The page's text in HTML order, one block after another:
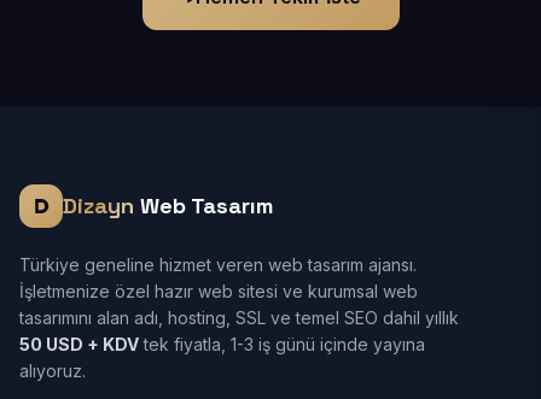
Dizayn Web Tasarım
Türkiye geneline hizmet veren web tasarım ajansı.
İşletmenize özel hazır web sitesi ve kurumsal web
tasarımını alan adı, hosting, SSL ve temel SEO dahil yıllık
50 USD + KDVtek fiyatla, 1-3 iş günü içinde yayına
alıyoruz.